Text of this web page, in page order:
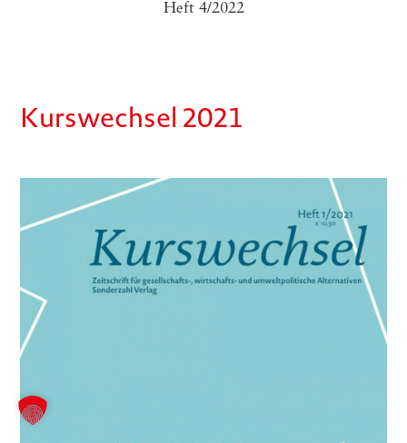
Heft 4/2022
Kurswechsel 2021